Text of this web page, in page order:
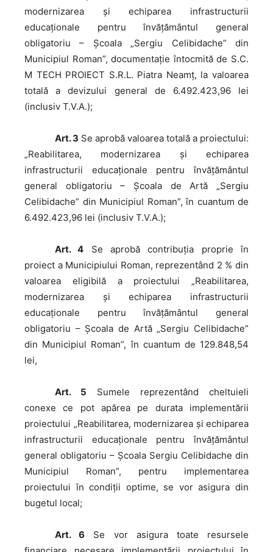
modernizarea şi echiparea infrastructurii
educaţionale pentru învățământul general
obligatoriu – Şcoala „Sergiu Celibidache” din
Municipiul Roman”, documentaţie întocmită de S.C.
M TECH PROIECT S.R.L. Piatra Neamţ, la valoarea
totală a devizului general de 6.492.423,96 lei
(inclusiv T.V.A.);
Art. 3 Se aprobă valoarea totală a proiectului:
„Reabilitarea, modernizarea şi echiparea
infrastructurii educaţionale pentru învățământul
general obligatoriu – Şcoala de Artă „Sergiu
Celibidache” din Municipiul Roman”, în cuantum de
6.492.423,96 lei (inclusiv T.V.A.);
Art. 4 Se aprobă contribuția proprie în
proiect a Municipiului Roman, reprezentând 2 % din
valoarea eligibilă a proiectului „Reabilitarea,
modernizarea şi echiparea infrastructurii
educaţionale pentru învățământul general
obligatoriu – Şcoala de Artă „Sergiu Celibidache”
din Municipiul Roman”, în cuantum de 129.848,54
lei,
Art. 5 Sumele reprezentând cheltuieli
conexe ce pot apărea pe durata implementării
proiectului „Reabilitarea, modernizarea şi echiparea
infrastructurii educaţionale pentru învățământul
general obligatoriu – Şcoala Sergiu Celibidache din
Municipiul Roman”, pentru implementarea
proiectului în condiții optime, se vor asigura din
bugetul local;
Art. 6 Se vor asigura toate resursele